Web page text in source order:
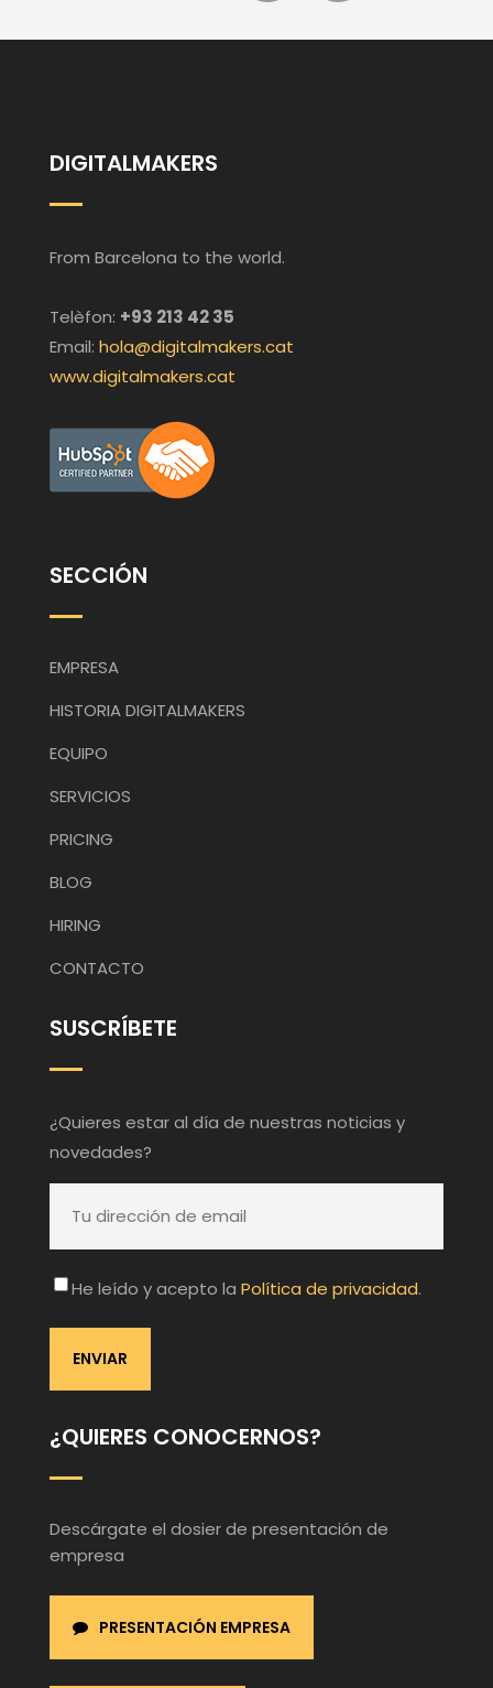
DIGITALMAKERS
From Barcelona to the world.
Telèfon: +93 213 42 35
Email: hola@digitalmakers.cat
www.digitalmakers.cat
SECCIÓN
EMPRESA
HISTORIA DIGITALMAKERS
EQUIPO
SERVICIOS
PRICING
BLOG
HIRING
CONTACTO
SUSCRÍBETE
¿Quieres estar al día de nuestras noticias y
novedades?
He leído y acepto la Política de privacidad.
¿QUIERES CONOCERNOS?
Descárgate el dosier de presentación de
empresa
PRESENTACIÓN EMPRESA